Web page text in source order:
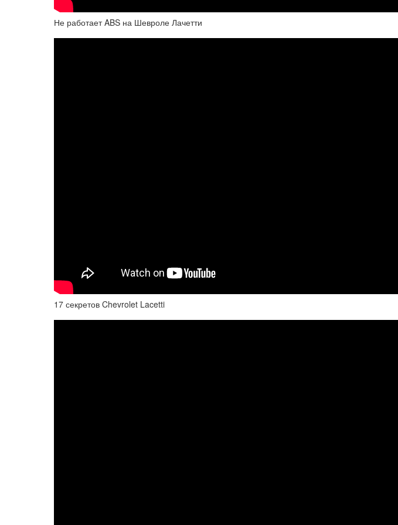
Не работает ABS на Шевроле Лачетти
17 секретов Chevrolet Lacetti